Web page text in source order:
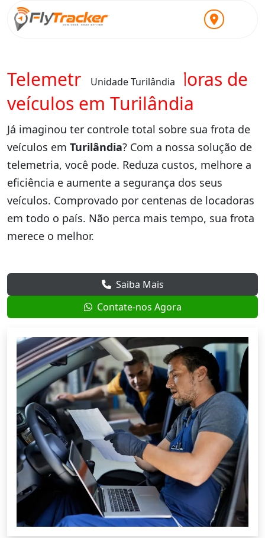
Unidade Turilândia
Telemetria para locadoras de
veículos em Turilândia
Já imaginou ter controle total sobre sua frota de
veículos em Turilândia? Com a nossa solução de
telemetria, você pode. Reduza custos, melhore a
eficiência e aumente a segurança dos seus
veículos. Comprovado por centenas de locadoras
em todo o país. Não perca mais tempo, sua frota
merece o melhor.
Saiba Mais
Contate-nos Agora